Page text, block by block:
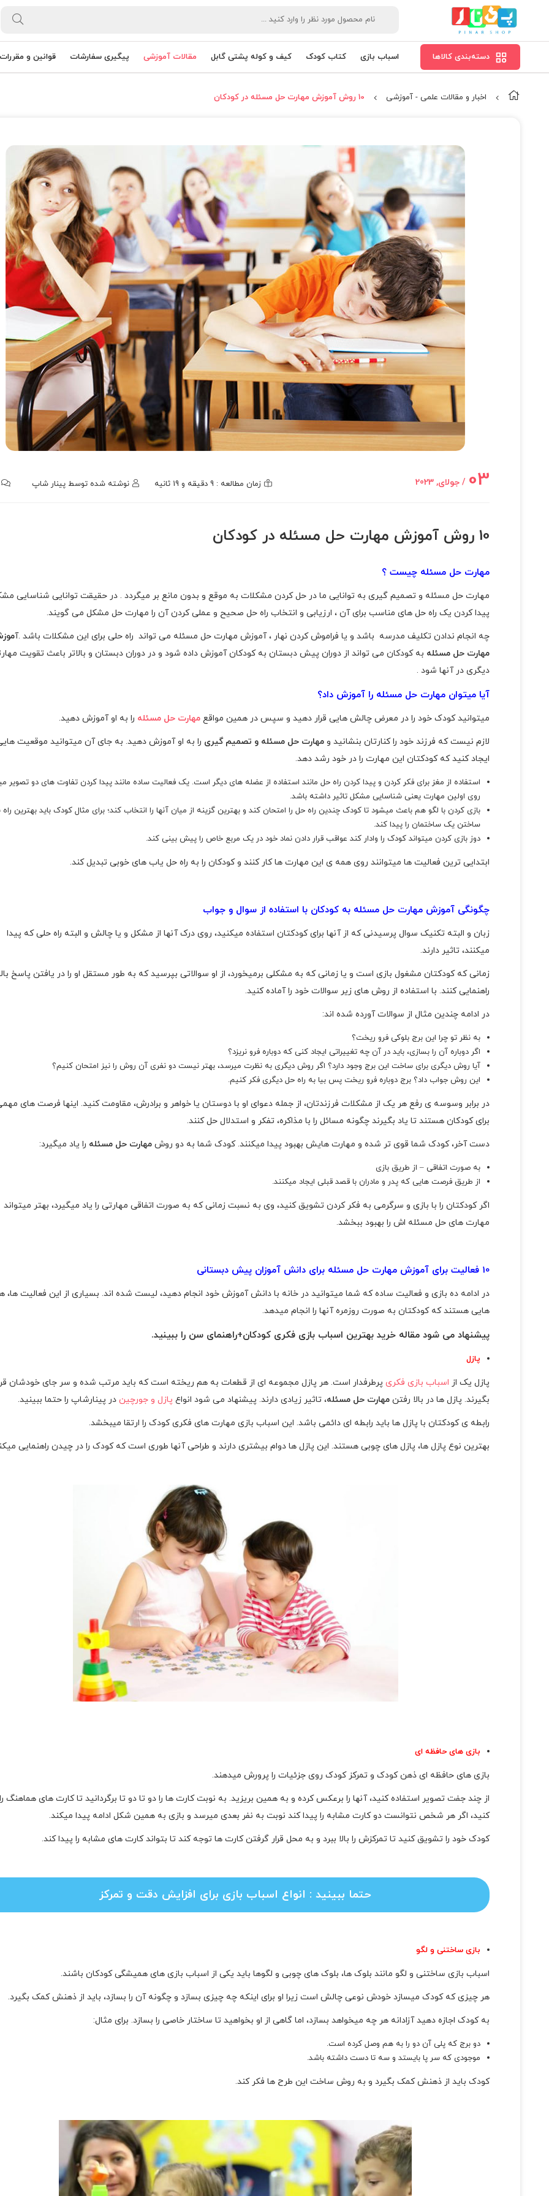
دسته‌بندی کالاها اسباب بازی کتاب کودک کیف و کوله پشتی گابل مقالات آموزشی پیگیری سفارشات قوانین و
اخبار و مقالات علمی - آموزشی 10 روش آموزش مهارت حل مسئله در کودکان
03 / جولای, 2023 نوشته شده توسط پینار شاپ زمان مطالعه : 9 دقیقه و 19 ثانیه
10 روش آموزش مهارت حل مسئله در کودکان
مهارت حل مسئله چیست ؟
مهارت حل مسئله و تصمیم گیری به توانایی ما در حل کردن مشکلات به موقع و بدون مانع بر میگردد . در حقیقت توانایی شناسایی
پیدا کردن یک راه حل های مناسب برای آن ، ارزیابی و انتخاب راه حل صحیح و عملی کردن آن را مهارت حل مشکل می گویند.
چه انجام ندادن تکلیف مدرسه باشد و یا فراموش کردن نهار ، آموزش مهارت حل مسئله می تواند راه حلی برای این مشکلات باشد .آ
مهارت حل مسئله به کودکان می تواند از دوران پیش دبستان به کودکان آموزش داده شود و در دوران دبستان و بالاتر باعث تقویت
دیگری در آنها شود .
آیا میتوان مهارت حل مسئله را آموزش داد؟
میتوانید کودک خود را در معرض چالش هایی قرار دهید و سپس در همین مواقع مهارت حل مسئله را به او آموزش دهید.
لازم نیست که فرزند خود را کنارتان بنشانید و مهارت حل مسئله و تصمیم گیری را به او آموزش دهید. به جای آن میتوانید موقعیت
ایجاد کنید که کودکتان این مهارت را در خود رشد دهد.
استفاده از مغز برای فکر کردن و پیدا کردن راه حل مانند استفاده از عضله های دیگر است. یک فعالیت ساده مانند پیدا کردن تفاوت های دو تصویر
روی اولین مهارت یعنی شناسایی مشکل تاثیر داشته باشد.
بازی کردن با لگو هم باعث میشود تا کودک چندین راه حل را امتحان کند و بهترین گزینه از میان آنها را انتخاب کند؛ برای مثال کودک باید بهترین راه
ساختن یک ساختمان را پیدا کند.
دوز بازی کردن میتواند کودک را وادار کند عواقب قرار دادن نماد خود در یک مربع خاص را پیش بینی کند.
ابتدایی‌ ترین فعالیت ‌ها میتوانند روی همه ی این مهارت‌ ها کار کنند و کودکان را به راه ‌حل یاب ‌های خوبی تبدیل کند.
چگونگی آموزش مهارت حل مسئله به کودکان با استفاده از سوال و جواب
زبان و البته تکنیک سوال پرسیدنی که از آنها برای کودکتان استفاده میکنید، روی درک آنها از مشکل و یا چالش و البته راه حلی که پیدا
میکنند، تاثیر دارند.
زمانی که کودکتان مشغول بازی است و یا زمانی که به مشکلی برمیخورد، از او سوالاتی بپرسید که به طور مستقل او را در یافتن پاسخ
راهنمایی کنند. با استفاده از روش های زیر سوالات خود را آماده کنید.
در ادامه چندین مثال از سوالات آورده شده اند:
به نظر تو چرا این برج بلوکی فرو ریخت؟
اگر دوباره آن را بسازی، باید در آن چه تغییراتی ایجاد کنی که دوباره فرو نریزد؟
آیا روش دیگری برای ساخت این برج وجود دارد؟ اگر روش دیگری به نظرت میرسد، بهتر نیست دو نفری آن روش را نیز امتحان کنیم؟
این روش جواب داد؟ برج دوباره فرو ریخت پس بیا به راه حل دیگری فکر کنیم.
در برابر وسوسه ی رفع هر یک از مشکلات فرزندتان، از جمله دعوای او با دوستان یا خواهر و برادرش، مقاومت کنید. اینها فرصت های
برای کودکان هستند تا یاد بگیرند چگونه مسائل را با مذاکره، تفکر و استدلال حل کنند.
دست آخر، کودک شما قوی تر شده و مهارت هایش بهبود پیدا میکنند. کودک شما به دو روش مهارت حل مسئله را یاد میگیرد:
به صورت اتفاقی – از طریق بازی
از طریق فرصت هایی که پدر و مادران با قصد قبلی ایجاد میکنند.
اگر کودکتان را با بازی و سرگرمی به فکر کردن تشویق کنید، وی به نسبت زمانی که به صورت اتفاقی مهارتی را یاد میگیرد، بهتر میتواند
مهارت های حل مسئله اش را بهبود ببخشد.
10 فعالیت برای آموزش مهارت حل مسئله برای دانش آموزان پیش دبستانی
در ادامه ده بازی و فعالیت ساده که شما میتوانید در خانه با دانش آموزش خود انجام دهید، لیست شده اند. بسیاری از این فعالیت ها،
هایی هستند که کودکتان به صورت روزمره آنها را انجام میدهد.
پیشنهاد می شود مقاله خرید بهترین اسباب بازی فکری کودکان+راهنمای سن را ببینید.
پازل
پازل یک از اسباب بازی فکری پرطرفدار است. هر پازل مجموعه ای از قطعات به هم ریخته است که باید مرتب شده و سر جای خودشان
بگیرند. پازل ها در بالا رفتن مهارت حل مسئله، تاثیر زیادی دارند. پیشنهاد می شود انواع پازل و جورچین در پینارشاپ را حتما ببینید.
رابطه ی کودکتان با پازل ها باید رابطه ای دائمی باشد. این اسباب بازی مهارت های فکری کودک را ارتقا میبخشد.
بهترین نوع پازل ها، پازل های چوبی هستند. این پازل ها دوام بیشتری دارند و طراحی آنها طوری است که کودک را در چیدن راهنمایی
بازی های حافظه ای
بازی های حافظه ای ذهن کودک و تمرکز کودک روی جزئیات را پرورش میدهند.
از چند جفت تصویر استفاده کنید، آنها را برعکس کرده و به همین بریزید. به نوبت کارت ها را دو تا دو تا برگردانید تا کارت های هماهنگ
کنید، اگر هر شخص نتوانست دو کارت مشابه را پیدا کند نوبت به نفر بعدی میرسد و بازی به همین شکل ادامه پیدا میکند.
کودک خود را تشویق کنید تا تمرکزش را بالا ببرد و به محل قرار گرفتن کارت ها توجه کند تا بتواند کارت های مشابه را پیدا کند.
حتما ببینید : انواع اسباب بازی برای افزایش دقت و تمرکز
بازی ساختنی و لگو
اسباب بازی ساختنی و لگو مانند بلوک ها، بلوک های چوبی و لگوها باید یکی از اسباب بازی های همیشگی کودکان باشند.
هر چیزی که کودک میسازد خودش نوعی چالش است زیرا او برای اینکه چه چیزی بسازد و چگونه آن را بسازد، باید از ذهنش کمک بگیرد.
به کودک اجازه دهید آزادانه هر چه میخواهد بسازد، اما گاهی از او بخواهید تا ساختار خاصی را بسازد. برای مثال:
دو برج که پلی آن دو را به هم وصل کرده است.
موجودی که سر پا بایستد و سه تا دست داشته باشد.
کودک باید از ذهنش کمک بگیرد و به روش ساخت این طرح ها فکر کند.